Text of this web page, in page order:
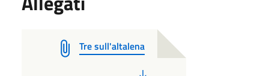
Tre sull'altalena